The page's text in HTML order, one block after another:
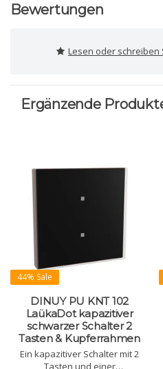
Bewertungen
Lesen oder schreiben
Ergänzende
44% Sale
DINUY PU KNT 102
LaükaDot kapazitiver
schwarzer Schalter 2
Tasten & Kupferrahmen
Ein kapazitiver Schalter mit 2
Tasten und einer